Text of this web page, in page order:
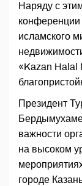
Наряду с
конференции
исламского
«Kazan Halal
Президент
важности
на высоком
городе